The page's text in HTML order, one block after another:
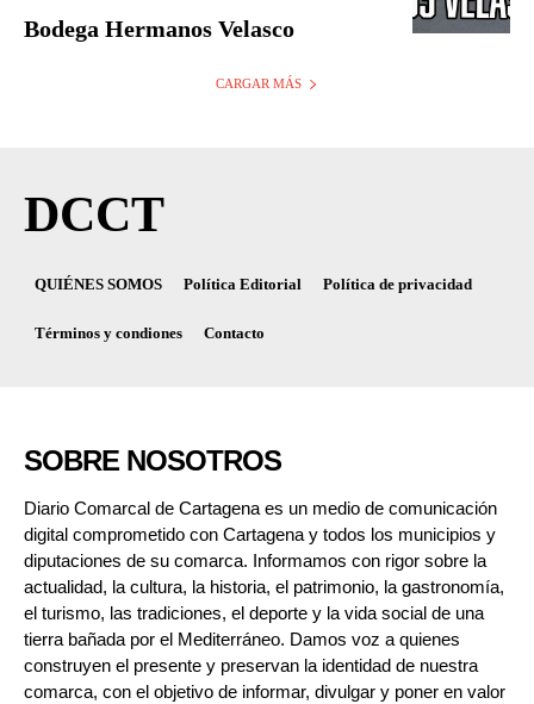
Bodega Hermanos Velasco
CARGAR MÁS
DCCT
QUIÉNES SOMOS Política Editorial Política de privacidad
Términos y condiones Contacto
SOBRE NOSOTROS
Diario Comarcal de Cartagena es un medio de comunicación
digital comprometido con Cartagena y todos los municipios y
diputaciones de su comarca. Informamos con rigor sobre la
actualidad, la cultura, la historia, el patrimonio, la gastronomía,
el turismo, las tradiciones, el deporte y la vida social de una
tierra bañada por el Mediterráneo. Damos voz a quienes
construyen el presente y preservan la identidad de nuestra
comarca, con el objetivo de informar, divulgar y poner en valor